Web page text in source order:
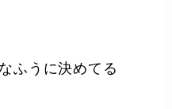
ふうに決めてる